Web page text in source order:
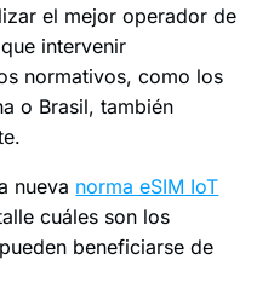
el mejor operador de
intervenir
normativos, como los
o Brasil, también
nueva norma eSIM IoT
cuáles son los
beneficiarse de